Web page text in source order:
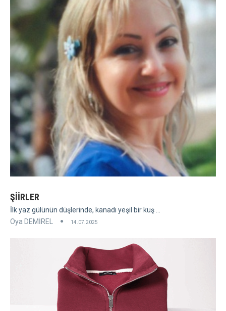
ŞİİRLER
İlk yaz gülünün düşlerinde, kanadı yeşil bir kuş ...
Oya DEMİREL
14.07.2025